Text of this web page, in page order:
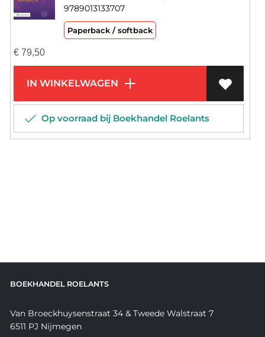
9789013133707
Paperback / softback
€79,50
IN WINKELWAGEN
Op voorraad bij Boekhandel Roelants
BOEKHANDEL ROELANTS
Van Broeckhuysenstraat 34 & Tweede Walstraat 7
6511 PJ Nijmegen